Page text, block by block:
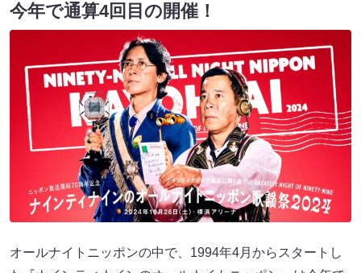
今年で通算4回目の開催！
オールナイトニッポンの中で、1994年4月からスタートし